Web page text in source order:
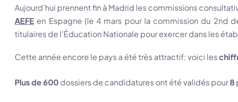
Aujourd’hui prennent fin à Madrid les commissions
AEFE en Espagne (le 4 mars pour la commission du 2nd
titulaires de l’Éducation Nationale pour exercer dans les
Cette année encore le pays a été très attractif: voici les
Plus de 600dossiers de candidatures ont été validés pour8